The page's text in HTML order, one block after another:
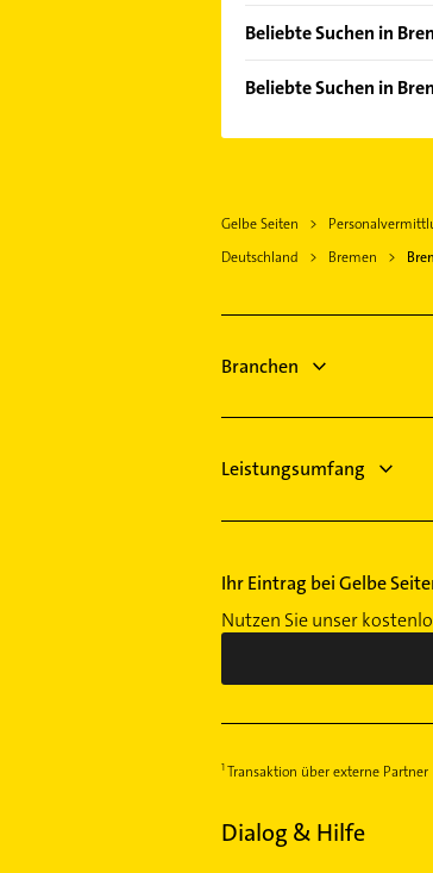
Neuenland
Beliebte Suchen in
Gartenbau &
Maler
Elektro Reparatur
Bauunternehmen
Beliebte Suchen in
Elektroinstallation
Elektriker
Immobilienmakler
Gelbe Seiten
Deutschland
Bremen
Branchen
Leistungsumfang
Ihr Eintrag bei Gelbe
Nutzen Sie unser
Transaktion über externe Partner
Dialog & Hilfe